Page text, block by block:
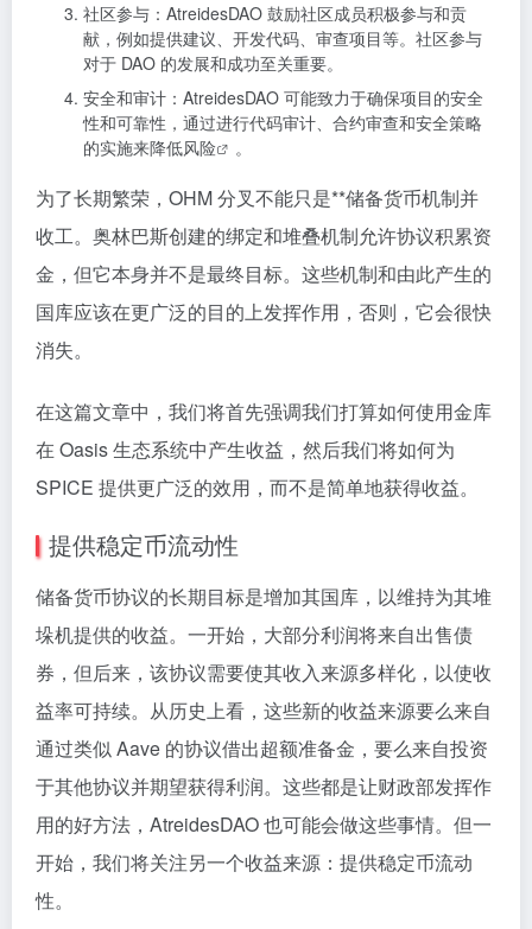
社区参与：AtreidesDAO 鼓励社区成员积极参与和贡
献，例如提供建议、开发代码、审查项目等。社区参与
对于 DAO 的发展和成功至关重要。
安全和审计：AtreidesDAO 可能致力于确保项目的安全
性和可靠性，通过进行代码审计、合约审查和安全策略
的实施来降低风险 。
为了长期繁荣，OHM 分叉不能只是**储备货币机制并
收工。奥林巴斯创建的绑定和堆叠机制允许协议积累资
金，但它本身并不是最终目标。这些机制和由此产生的
国库应该在更广泛的目的上发挥作用，否则，它会很快
消失。
在这篇文章中，我们将首先强调我们打算如何使用金库
在 Oasis 生态系统中产生收益，然后我们将如何为
SPICE 提供更广泛的效用，而不是简单地获得收益。
提供稳定币流动性
储备货币协议的长期目标是增加其国库，以维持为其堆
垛机提供的收益。一开始，大部分利润将来自出售债
券，但后来，该协议需要使其收入来源多样化，以使收
益率可持续。从历史上看，这些新的收益来源要么来自
通过类似 Aave 的协议借出超额准备金，要么来自投资
于其他协议并期望获得利润。这些都是让财政部发挥作
用的好方法，AtreidesDAO 也可能会做这些事情。但一
开始，我们将关注另一个收益来源：提供稳定币流动
性。